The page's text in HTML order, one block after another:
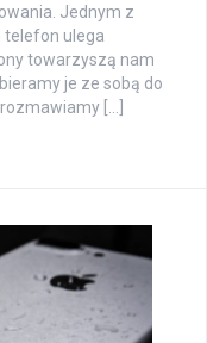
Jednym z
telefon ulega
towarzyszą nam
je ze sobą do
[…]